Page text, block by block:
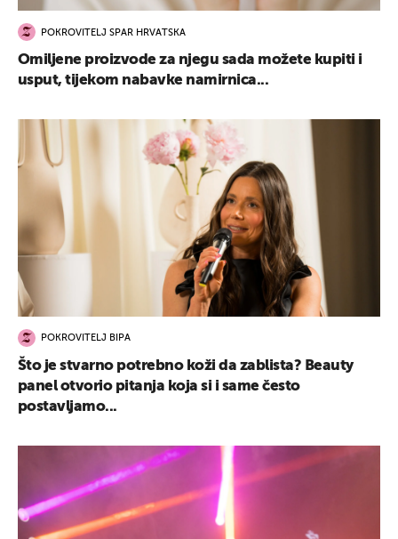
POKROVITELJ SPAR HRVATSKA
Omiljene proizvode za njegu sada možete kupiti i
usput, tijekom nabavke namirnica...
POKROVITELJ BIPA
Što je stvarno potrebno koži da zablista? Beauty
panel otvorio pitanja koja si i same često
postavljamo...